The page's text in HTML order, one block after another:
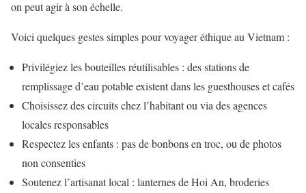
on peut agir à son échelle.
Voici quelques gestes simples pour voyager éthique au Vietnam :
Privilégiez les bouteilles réutilisables : des stations de
remplissage d’eau potable existent dans les guesthouses et cafés
Choisissez des circuits chez l’habitant ou via des agences
locales responsables
Respectez les enfants : pas de bonbons en troc, ou de photos
non consenties
Soutenez l’artisanat local : lanternes de Hoi An, broderies